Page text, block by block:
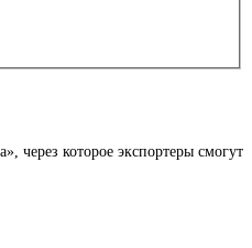
через которое экспортеры смогут